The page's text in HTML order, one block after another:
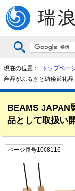
現在の位置： トップペー
産品がふるさと納税返礼
BEAMS JAPAN
品として取扱い
ページ番号1008116